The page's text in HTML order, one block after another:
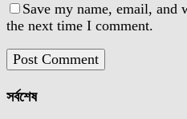
Save my name, email, and
the next time I comment.
সর্বশেষ